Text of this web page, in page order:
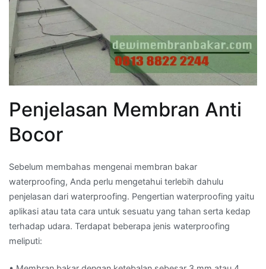
Penjelasan Membran Anti
Bocor
Sebelum membahas mengenai membran bakar
waterproofing, Anda perlu mengetahui terlebih dahulu
penjelasan dari waterproofing. Pengertian waterproofing yaitu
aplikasi atau tata cara untuk sesuatu yang tahan serta kedap
terhadap udara. Terdapat beberapa jenis waterproofing
meliputi: